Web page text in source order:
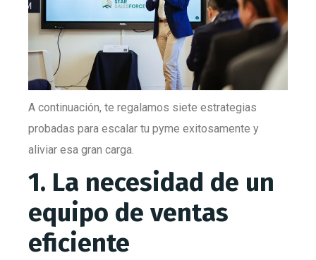
A continuación, te regalamos siete estrategias
probadas para escalar tu pyme exitosamente y
aliviar esa gran carga.
1. La necesidad de un
equipo de ventas
eficiente